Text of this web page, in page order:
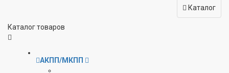
Каталог
Каталог товаров
АКПП/МКПП